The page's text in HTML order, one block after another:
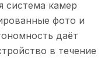
система камер
фото и
даёт
в течение